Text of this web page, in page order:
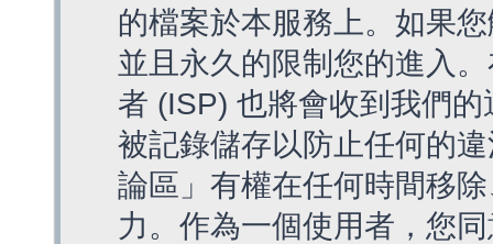
的檔案於本服務上。如果
並且永久的限制您的進入
者 (ISP) 也將會收到我們
被記錄儲存以防止任何的
論區」有權在任何時間移
力。作為一個使用者，您